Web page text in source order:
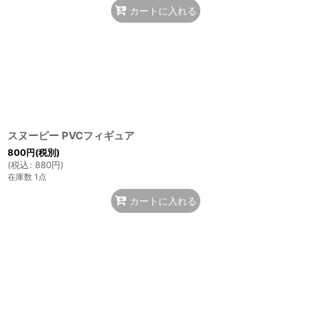
カートに入れる
スヌーピー PVCフィギュア
800円(税別)
(税込: 880円)
在庫数 1点
カートに入れる